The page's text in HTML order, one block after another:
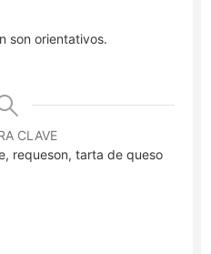
son orientativos.
CLAVE
requeson, tarta de queso